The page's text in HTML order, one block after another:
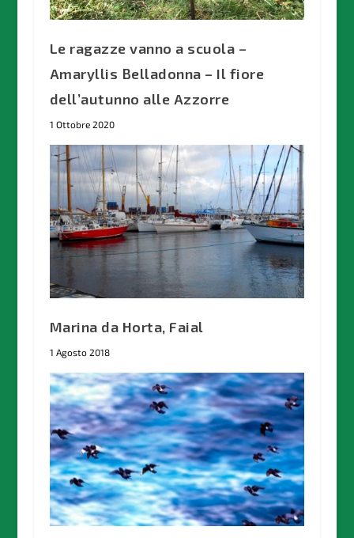
Le ragazze vanno a scuola –
Amaryllis Belladonna – Il fiore
dell’autunno alle Azzorre
1 Ottobre 2020
Marina da Horta, Faial
1 Agosto 2018